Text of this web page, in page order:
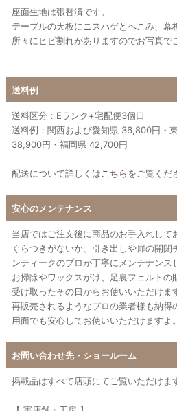
座面生地は張替済です。
テーブルの天板にニスハゲとへこみ、幕
所々にヒビ割れがありますのでお写真で
送料例
送料区分：Eランク+宅配便3個口
送料例：関西および愛知県 36,800円・
38,900円・福岡県 42,700円
配送について詳しくは こちらをご覧くだ
安心のメンテナンス
当店ではご注文後に商品のお手入れして
ぐらつきがないか、引き出しや扉の開
ンティークのプロが丁寧にメンテナンス
お掃除やワックスがけ、足裏フェルトの
受け取ったその日からお使いいただけま
再販売されるようなプロの業者様も納得
用面でも安心してお使いいただけますよ。
お問い合わせ先・ショールーム
掲載品はすべて店頭にてご覧いただけま